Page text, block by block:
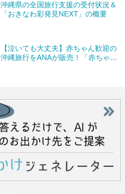
沖縄県の全国旅行支援の受付状況＆
「おきなわ彩発見NEXT」の概要
【泣いても大丈夫】赤ちゃん歓迎の
沖縄旅行をANAが販売！「赤ちゃん